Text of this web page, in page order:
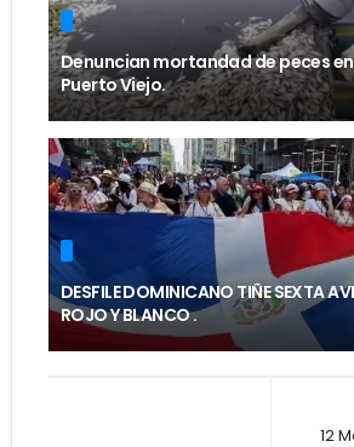
Denuncian mortandad de peces
Puerto Viejo.
DESFILE DOMINICANO TIÑE SEXTA
ROJO Y BLANCO .
12